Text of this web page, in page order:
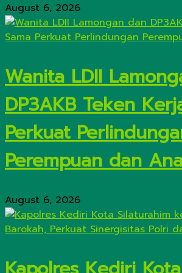
August 6, 2026
Wanita LDII
DP3AKB Teken
Perkuat
Perempuan dan
August 6, 2026